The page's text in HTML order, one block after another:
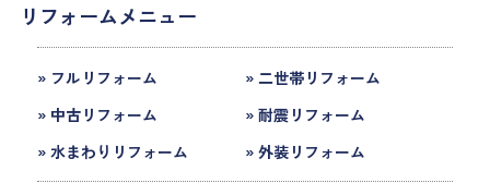
リフォームメニュー
» フルリフォーム
» 二世帯リフォーム
» 中古リフォーム
» 耐震リフォーム
» 水まわりリフォーム
» 外装リフォーム